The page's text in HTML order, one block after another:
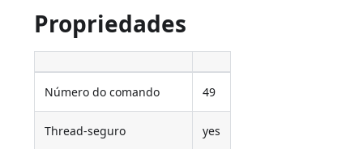
Propriedades
Número do comando 49
Thread-seguro yes